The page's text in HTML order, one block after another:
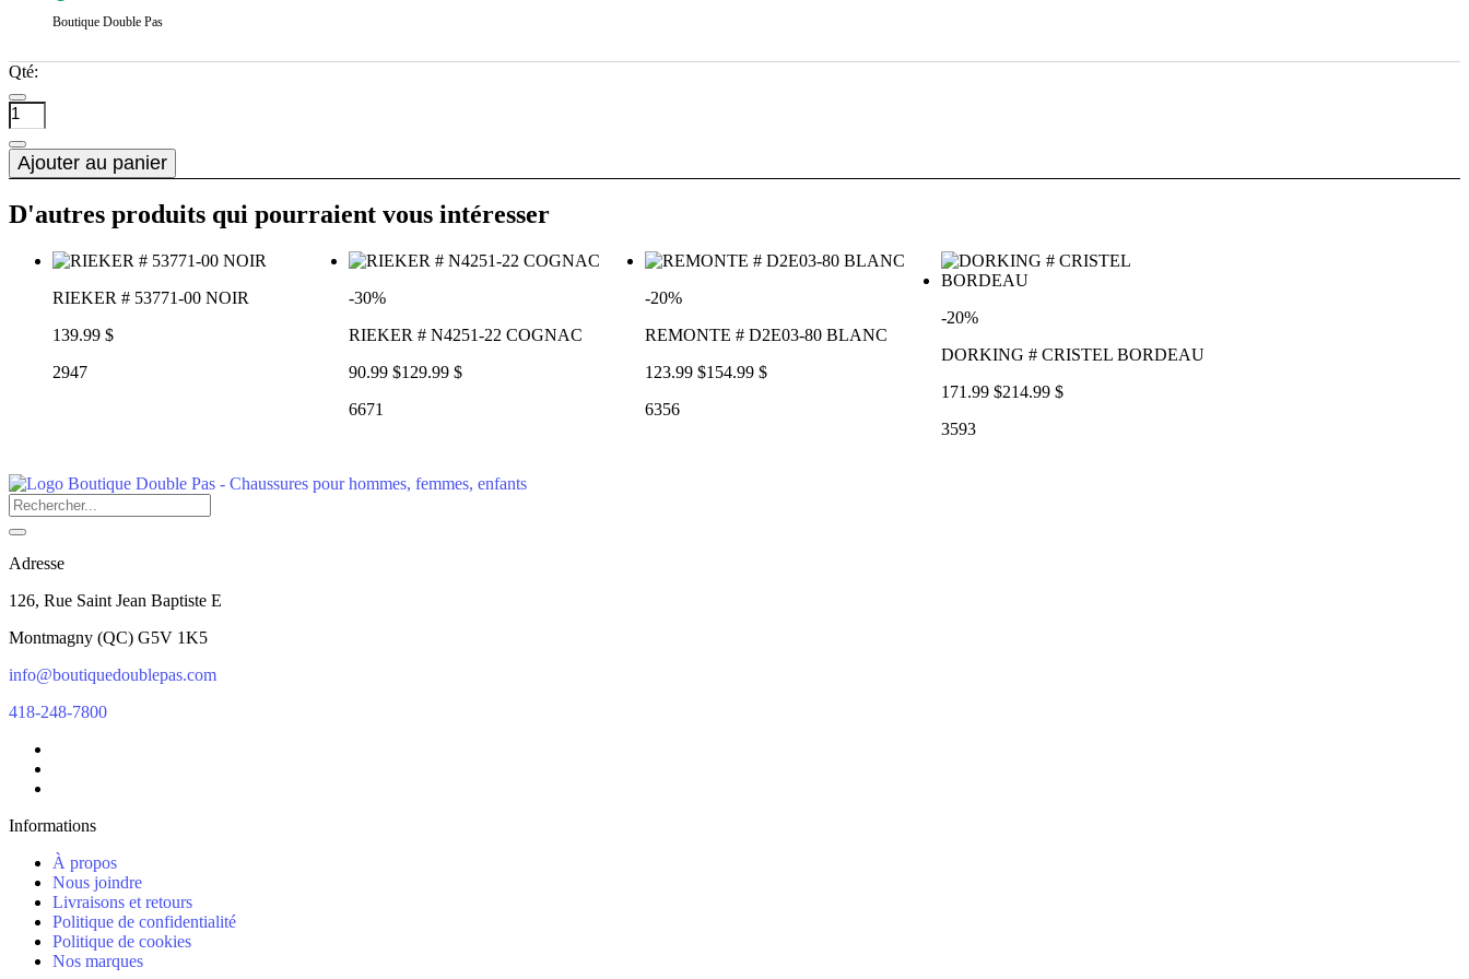
Boutique Double Pas
Qté:
Ajouter au panier
D'autres produits qui pourraient vous intéresser
RIEKER # 53771-00 NOIR
139.99 $
2947
-30%
RIEKER # N4251-22 COGNAC
90.99 $129.99 $
6671
-20%
REMONTE # D2E03-80 BLANC
123.99 $154.99 $
6356
-20%
DORKING # CRISTEL BORDEAU
171.99 $214.99 $
3593
Adresse
126, Rue Saint Jean Baptiste E
Montmagny (QC) G5V 1K5
info@boutiquedoublepas.com
418-248-7800
Informations
À propos
Nous joindre
Livraisons et retours
Politique de confidentialité
Politique de cookies
Nos marques